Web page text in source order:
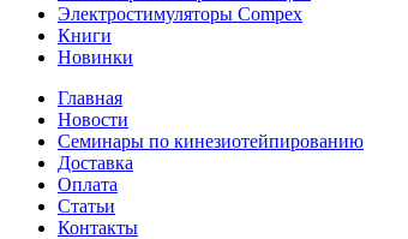
Электростимуляторы Compex
Книги
Новинки
Главная
Новости
Семинары по кинезиотейпированию
Доставка
Оплата
Статьи
Контакты